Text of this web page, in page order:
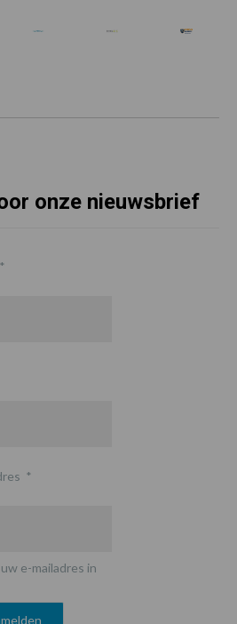
onze nieuwsbrief
*
*
e-mailadres in